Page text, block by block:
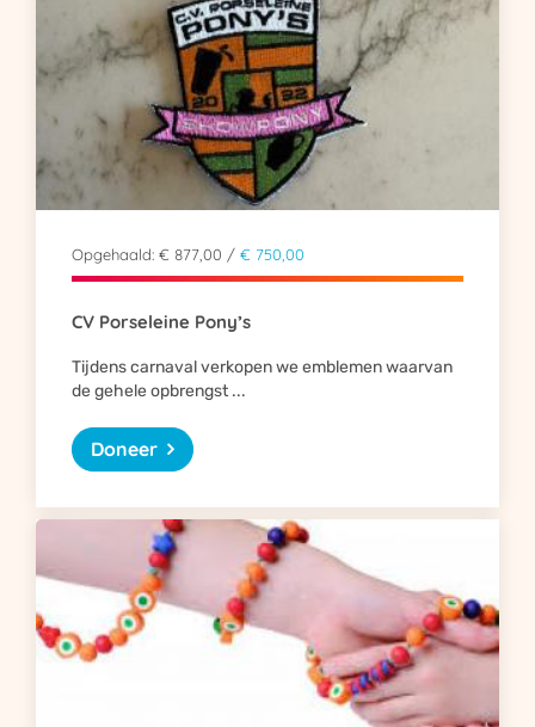
Opgehaald: € 877,00 / € 750,00
CV Porseleine Pony’s
Tijdens carnaval verkopen we emblemen waarvan
de gehele opbrengst ...
Doneer